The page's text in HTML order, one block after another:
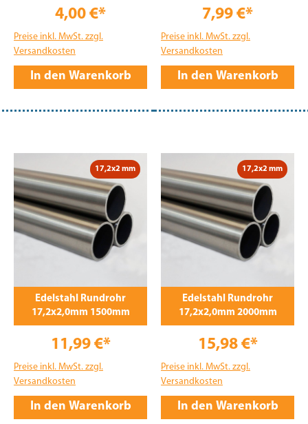
4,00 €*
Preise inkl. MwSt. zzgl.
Versandkosten
In den Warenkorb
7,99 €*
Preise inkl. MwSt. zzgl.
Versandkosten
In den Warenkorb
17,2x2 mm
Edelstahl Rundrohr
17,2x2,0mm 1500mm
11,99 €*
Preise inkl. MwSt. zzgl.
Versandkosten
In den Warenkorb
17,2x2 mm
Edelstahl Rundrohr
17,2x2,0mm 2000mm
15,98 €*
Preise inkl. MwSt. zzgl.
Versandkosten
In den Warenkorb